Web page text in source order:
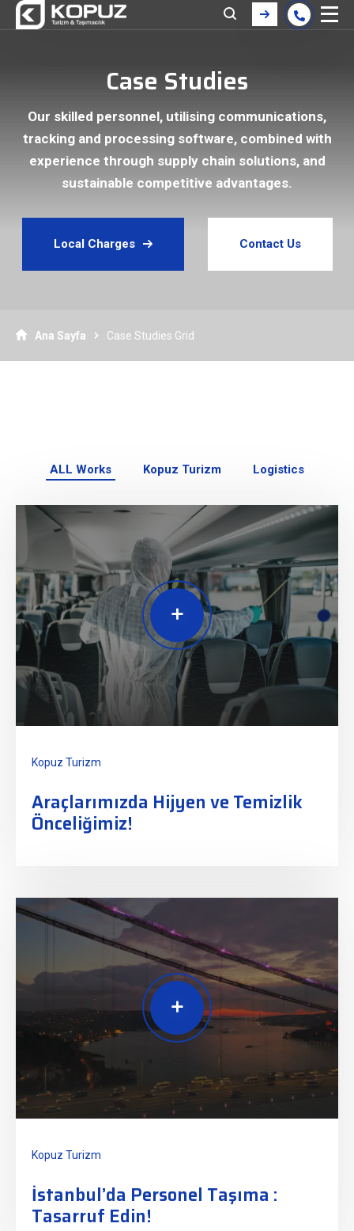
Case Studies
Our skilled personnel, utilising communications,
tracking and processing software, combined with
experience through supply chain solutions, and
sustainable competitive advantages.
Local Charges Contact Us
Ana Sayfa Case Studies Grid
ALL Works Kopuz Turizm Logistics
Kopuz Turizm
Araçlarımızda Hijyen ve Temizlik
Önceliğimiz!
Kopuz Turizm
İstanbul’da Personel Taşıma :
Tasarruf Edin!